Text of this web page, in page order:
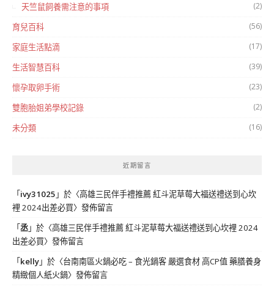
天竺鼠飼養需注意的事項 (2)
育兒百科 (56)
家庭生活點滴 (17)
生活智慧百科 (39)
懷孕取卵手術 (23)
雙胞胎姐弟學校記錄 (2)
未分類 (16)
近期留言
「 ivy31025 」於〈高雄三民伴手禮推薦 紅斗泥草莓大福送禮送到心坎
裡 2024出差必買〉發佈留言
「丞」於〈高雄三民伴手禮推薦 紅斗泥草莓大福送禮送到心坎裡 2024
出差必買〉發佈留言
「 kelly」於〈台南南區火鍋必吃 – 食光鍋客 嚴選食材 高CP值 藥膳養身
精緻個人紙火鍋〉發佈留言